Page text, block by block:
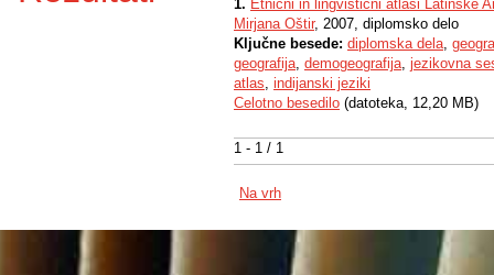
1 - 1 / 1
1. Etnični in lingvistični atlasi Latinske
Mirjana Oštir, 2007, diplomsko delo
Ključne besede: diplomska dela,
geografija, demogeografija, jezikovna
atlas, indijanski jeziki
Celotno besedilo (datoteka, 12,20 MB)
Na vrh